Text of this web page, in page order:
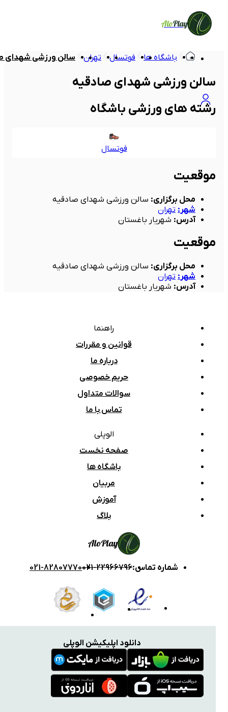
AloPlay
باشگاه ها فوتسال تهران سالن ورزشی شهدای
سالن ورزشی شهدای صادقیه
رشته های ورزشی باشگاه
فوتسال
موقعیت
محل برگزاری: سالن ورزشی شهدای صادقیه
شهر : تهران
آدرس: شهریار باغستان
موقعیت
محل برگزاری: سالن ورزشی شهدای صادقیه
شهر: تهران
آدرس: شهریار باغستان
راهنما
قوانین و مقررات
درباره ما
حریم خصوصی
سوالات متداول
تماس با ما
الوپلی
صفحه نخست
باشگاه ها
مربیان
آموزش
بلاگ
AloPlay
شماره تماس:
021-22966796
021-82807770
دانلود اپلیکیشن الوپلی